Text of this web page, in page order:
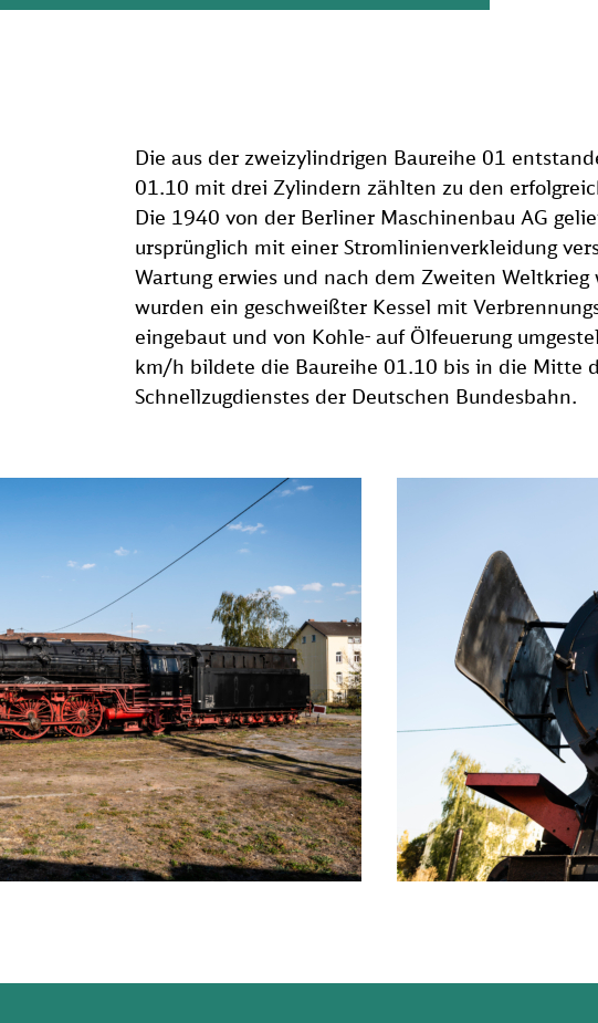
Die aus der zweizylindrigen Baureihe 01
01.10 mit drei Zylindern zählten zu den
Die 1940 von der Berliner Maschinenbau AG
ursprünglich mit einer Stromlinienverkleidung
Wartung erwies und nach dem Zweiten
wurden ein geschweißter Kessel mit
eingebaut und von Kohle- auf Ölfeuerung
km/h bildete die Baureihe 01.10 bis in die Mitte
Schnellzugdienstes der Deutschen Bundesbahn.